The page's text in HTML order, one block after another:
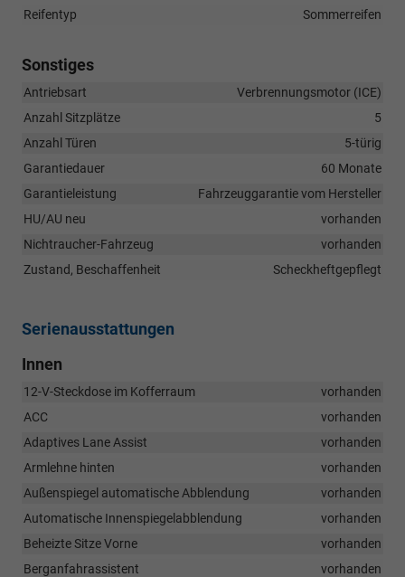
Reifentyp
Sommerreifen
Sonstiges
Antriebsart
Verbrennungsmotor (ICE)
Anzahl Sitzplätze
5
Anzahl Türen
5-türig
Garantiedauer
60 Monate
Garantieleistung
Fahrzeuggarantie vom Hersteller
HU/AU neu
vorhanden
Nichtraucher-Fahrzeug
vorhanden
Zustand, Beschaffenheit
Scheckheftgepflegt
Serienausstattungen
Innen
12-V-Steckdose im Kofferraum
vorhanden
ACC
vorhanden
Adaptives Lane Assist
vorhanden
Armlehne hinten
vorhanden
Außenspiegel automatische Abblendung
vorhanden
Automatische Innenspiegelabblendung
vorhanden
Beheizte Sitze Vorne
vorhanden
Berganfahrassistent
vorhanden